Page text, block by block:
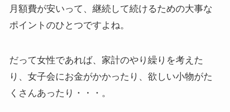
月額費が安いって、継続して続けるための大事な
ポイントのひとつですよね。
だって女性であれば、家計のやり繰りを考えた
り、女子会にお金がかかったり、欲しい小物がた
くさんあったり・・・。